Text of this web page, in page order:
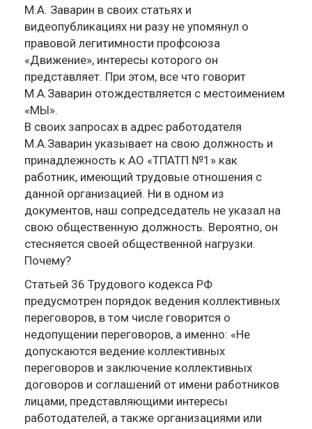
М.А. Заварин в своих статьях и
видеопубликациях ни разу не упомянул о
правовой легитимности профсоюза
«Движение», интересы которого он
представляет. При этом, все что говорит
М.А.Заварин отождествляется с местоимением
«МЫ».
В своих запросах в адрес работодателя
М.А.Заварин указывает на свою должность и
принадлежность к АО «ТПАТП №1» как
работник, имеющий трудовые отношения с
данной организацией. Ни в одном из
документов, наш сопредседатель не указал на
свою общественную должность. Вероятно, он
стесняется своей общественной нагрузки.
Почему?
Статьей 36 Трудового кодекса РФ
предусмотрен порядок ведения коллективных
переговоров, в том числе говорится о
недопущении переговоров, а именно: «Не
допускаются ведение коллективных
переговоров и заключение коллективных
договоров и соглашений от имени работников
лицами, представляющими интересы
работодателей, а также организациями или